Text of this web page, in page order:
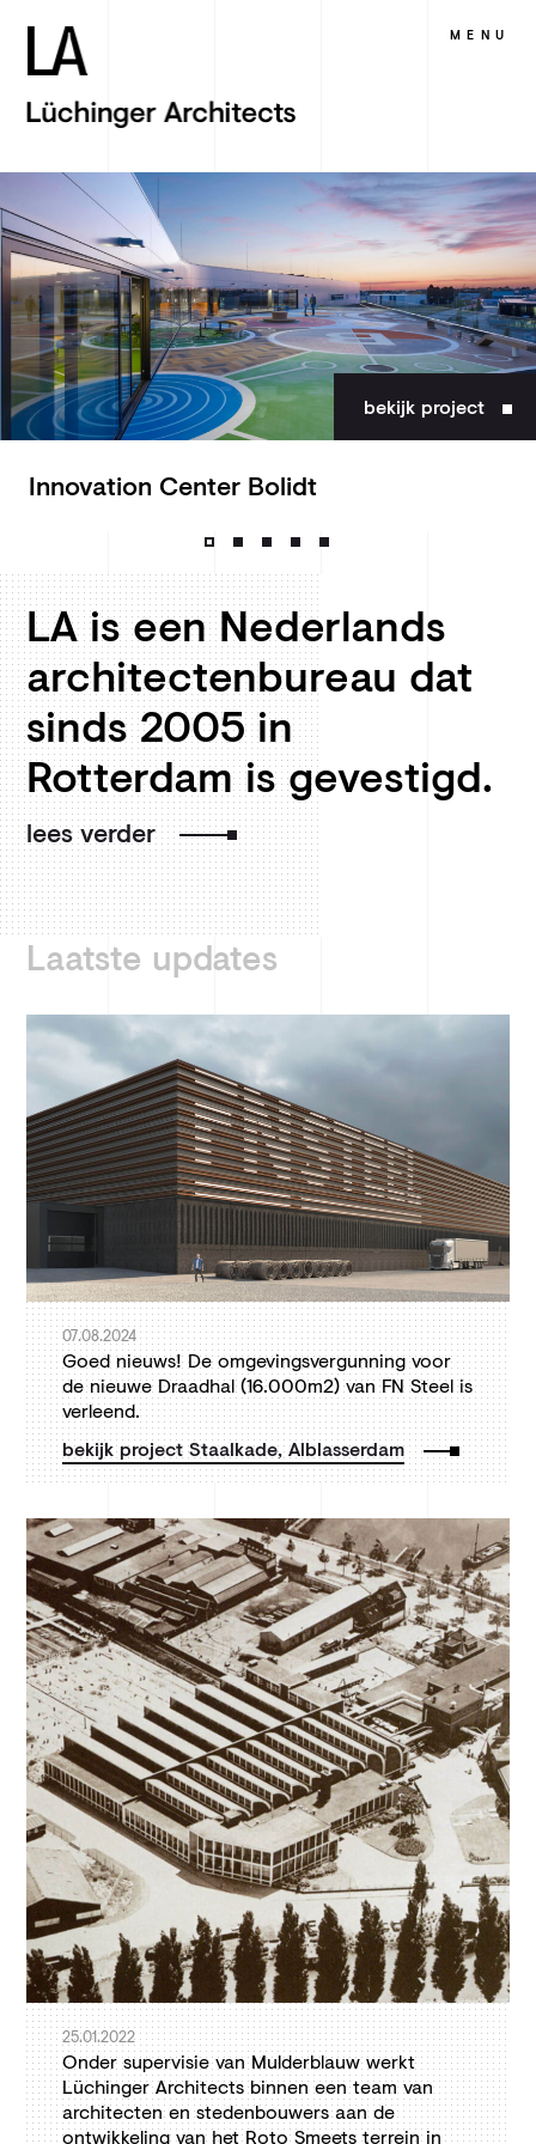
MENU
Innovation Center Bolidt
bekijk project
LA is een Nederlands
architectenbureau dat
sinds 2005 in
Rotterdam is gevestigd.
lees verder
Laatste updates
07.08.2024
Goed nieuws! De omgevingsvergunning voor
de nieuwe Draadhal (16.000m2) van FN Steel is
verleend.
bekijk project Staalkade, Alblasserdam
25.01.2022
Onder supervisie van Mulderblauw werkt
Lüchinger Architects binnen een team van
architecten en stedenbouwers aan de
ontwikkeling van het Roto Smeets terrein in